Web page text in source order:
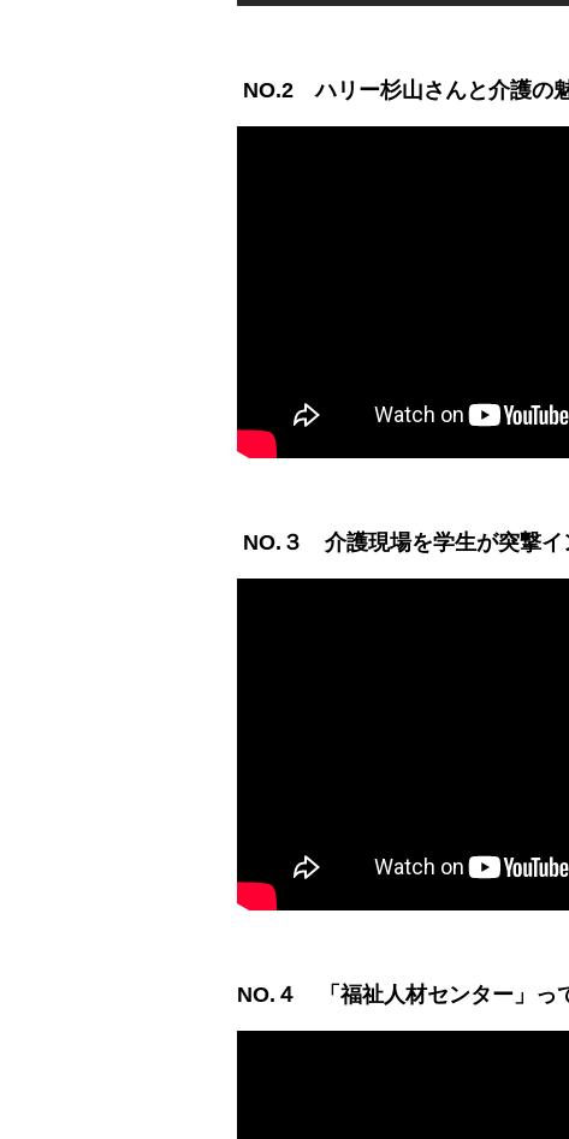
NO.2 ハリー杉山さんと介護の
NO.３ 介護現場を学生が突撃イ
NO.４ 「福祉人材センター」っ